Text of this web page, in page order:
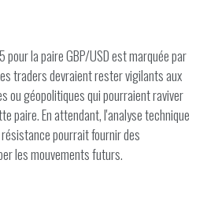
la paire GBP/USD est marquée par
traders devraient rester vigilants aux
ou géopolitiques qui pourraient raviver
paire. En attendant, l'analyse technique
pourrait fournir des
les mouvements futurs.